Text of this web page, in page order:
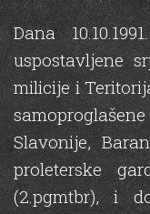
Dana
uspostavljene
milicije i
Slavonije,
proleterske
(2.pgmtbr), i